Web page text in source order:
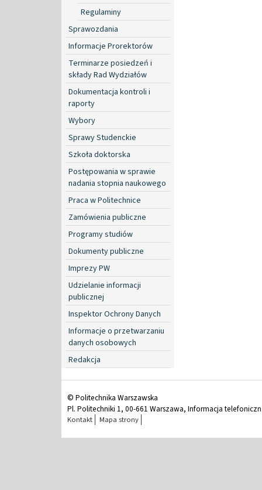
Regulaminy
Sprawozdania
Informacje Prorektorów
Terminarze posiedzeń i
składy Rad Wydziałów
Dokumentacja kontroli i
raporty
Wybory
Sprawy Studenckie
Szkoła doktorska
Postępowania w sprawie
nadania stopnia naukowego
Praca w Politechnice
Zamówienia publiczne
Programy studiów
Dokumenty publiczne
Imprezy PW
Udzielanie informacji
publicznej
Inspektor Ochrony Danych
Informacje o przetwarzaniu
danych osobowych
Redakcja
© Politechnika Warszawska
Pl. Politechniki 1, 00-661 Warszawa, Informacja
Kontakt Mapa strony